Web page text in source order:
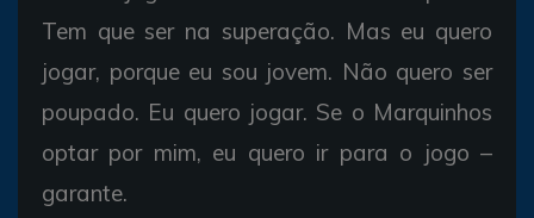
Tem que ser na superação. Mas eu quero
jogar, porque eu sou jovem. Não quero ser
poupado. Eu quero jogar. Se o Marquinhos
optar por mim, eu quero ir para o jogo –
garante.